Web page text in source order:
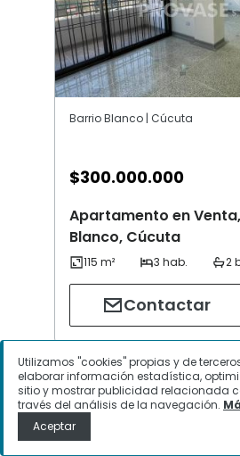
Barrio Blanco | Cúcuta
$300.000.000
Apartamento en
Blanco, Cúcuta
Contactar
Utilizamos "cookies" propias y de
elaborar información estadística,
sitio y mostrar publicidad relacionada
través del análisis de la navegación.
Aceptar